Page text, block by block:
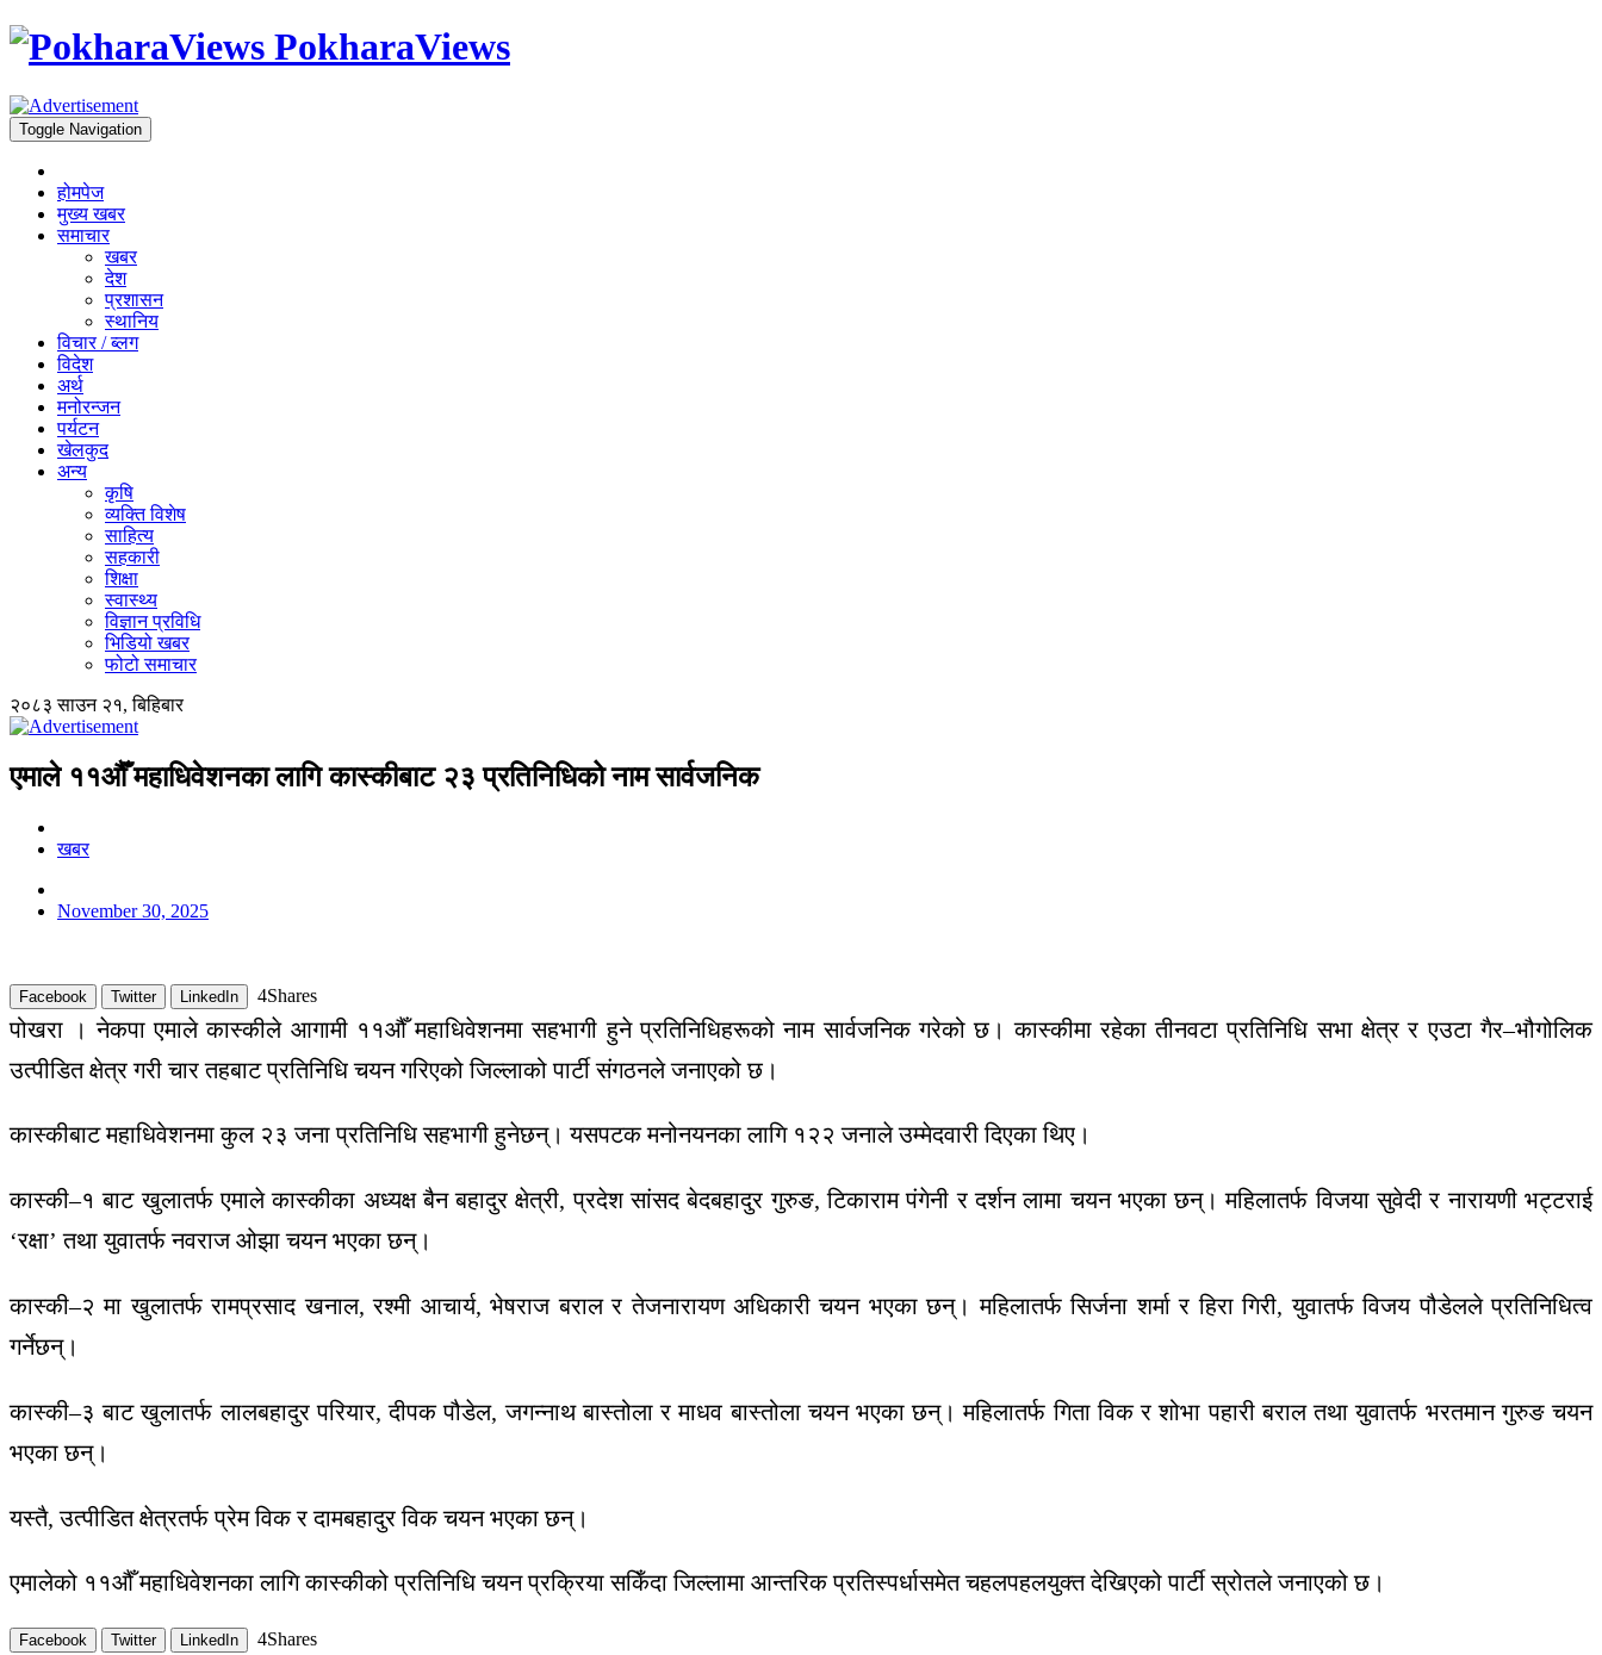
PokharaViews
Toggle Navigation
होमपेज
मुख्य खबर
समाचार
खबर
देश
प्रशासन
स्थानिय
विचार / ब्लग
विदेश
अर्थ
मनोरन्जन
पर्यटन
खेलकुद
अन्य
कृषि
व्यक्ति विशेष
साहित्य
सहकारी
शिक्षा
स्वास्थ्य
विज्ञान प्रविधि
भिडियो खबर
फोटो समाचार
२०८३ साउन २१, बिहिबार
एमाले ११औँ महाधिवेशनका लागि कास्कीबाट २३ प्रतिनिधिको नाम सार्वजनिक
खबर
November 30, 2025
Facebook Twitter LinkedIn 4Shares
पोखरा । नेकपा एमाले कास्कीले आगामी ११औँ महाधिवेशनमा सहभागी हुने प्रतिनिधिहरूको नाम सार्वजनिक गरेको छ। कास्कीमा रहेका तीनवटा प्रतिनिधि सभा क्षेत्र र एउटा गैर–भौगोलिक
उत्पीडित क्षेत्र गरी चार तहबाट प्रतिनिधि चयन गरिएको जिल्लाको पार्टी संगठनले जनाएको छ।
कास्कीबाट महाधिवेशनमा कुल २३ जना प्रतिनिधि सहभागी हुनेछन्। यसपटक मनोनयनका लागि १२२ जनाले उम्मेदवारी दिएका थिए।
कास्की–१ बाट खुलातर्फ एमाले कास्कीका अध्यक्ष बैन बहादुर क्षेत्री, प्रदेश सांसद बेदबहादुर गुरुङ, टिकाराम पंगेनी र दर्शन लामा चयन भएका छन्। महिलातर्फ विजया सुवेदी र नारायणी भट्टराई
‘रक्षा’ तथा युवातर्फ नवराज ओझा चयन भएका छन्।
कास्की–२ मा खुलातर्फ रामप्रसाद खनाल, रश्मी आचार्य, भेषराज बराल र तेजनारायण अधिकारी चयन भएका छन्। महिलातर्फ सिर्जना शर्मा र हिरा गिरी, युवातर्फ विजय पौडेलले प्रतिनिधित्व
गर्नेछन्।
कास्की–३ बाट खुलातर्फ लालबहादुर परियार, दीपक पौडेल, जगन्नाथ बास्तोला र माधव बास्तोला चयन भएका छन्। महिलातर्फ गिता विक र शोभा पहारी बराल तथा युवातर्फ भरतमान गुरुङ चयन
भएका छन्।
यस्तै, उत्पीडित क्षेत्रतर्फ प्रेम विक र दामबहादुर विक चयन भएका छन्।
एमालेको ११औँ महाधिवेशनका लागि कास्कीको प्रतिनिधि चयन प्रक्रिया सकिँदा जिल्लामा आन्तरिक प्रतिस्पर्धासमेत चहलपहलयुक्त देखिएको पार्टी स्रोतले जनाएको छ।
Facebook Twitter LinkedIn 4Shares